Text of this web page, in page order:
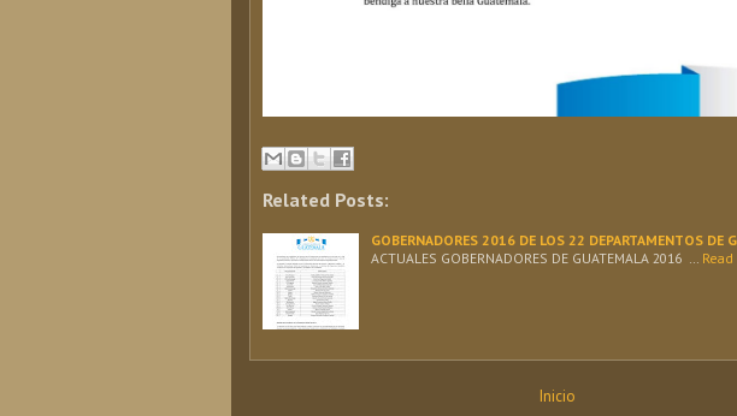
Related Posts:
GOBERNADORES 2016 DE LOS 22 DEPARTAMENTOS DE
ACTUALES GOBERNADORES DE GUATEMALA 2016 …
Inicio